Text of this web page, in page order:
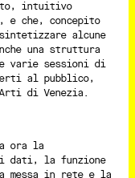
intuitivo
che, concepito
alcune
una struttura
varie sessioni di
al pubblico,
di Venezia.
ora la
dati, la funzione
in rete e la